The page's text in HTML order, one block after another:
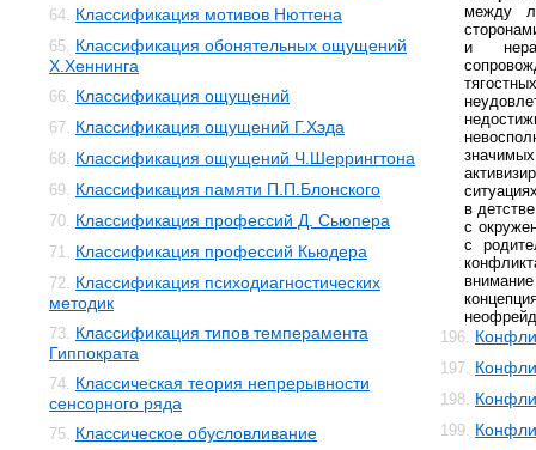
64. Классификация мотивов Нюттена
65. Классификация обонятельных ощущений
Х.Хеннинга
66. Классификация ощущений
67. Классификация ощущений Г.Хэда
68. Классификация ощущений Ч.Шеррингтона
69. Классификация памяти П.П.Блонского
70. Классификация профессий Д. Сьюпера
71. Классификация профессий Кьюдера
72. Классификация психодиагностических
методик
73. Классификация типов темперамента
Гиппократа
74. Классическая теория непрерывности
сенсорного ряда
75. Классическое обусловливание
между
и
в
с
с
196.
197.
198.
199.